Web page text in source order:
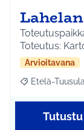
Toteutus:
Arvioitavana
Rajaa tulokset
Etelä-
Tutustu